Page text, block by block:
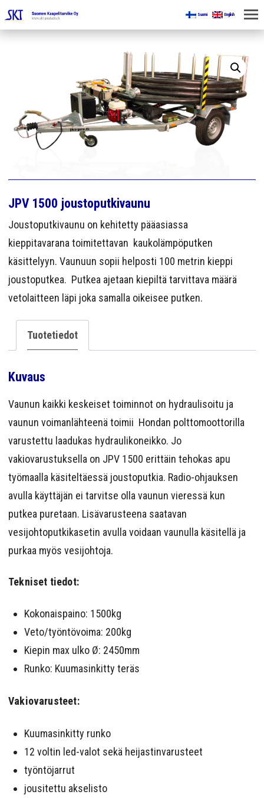
Suomi English
TUOTTEET
KAIKKI OSASTOT
KAIVOSTEOLLISUUDEN LAITTEET
ESITTEET
YRITYS
YHTEYS
JPV 1500 joustoputkivaunu
Joustoputkivaunu on kehitetty pääasiassa
kieppitavarana toimitettavan kaukolämpöputken
käsittelyyn. Vaunuun sopii helposti 100 metrin kieppi
joustoputkea. Putkea ajetaan kiepiltä tarvittava määrä
vetolaitteen läpi joka samalla oikeisee putken.
Tuotetiedot
Kuvaus
Vaunun kaikki keskeiset toiminnot on hydraulisoitu ja
vaunun voimanlähteenä toimii Hondan polttomoottorilla
varustettu laadukas hydraulikoneikko. Jo
vakiovarustuksella on JPV 1500 erittäin tehokas apu
työmaalla käsiteltäessä joustoputkia. Radio-ohjauksen
avulla käyttäjän ei tarvitse olla vaunun vieressä kun
putkea puretaan. Lisävarusteena saatavan
vesijohtoputkikasetin avulla voidaan vaunulla käsitellä ja
purkaa myös vesijohtoja.
Tekniset tiedot:
Kokonaispaino: 1500kg
Veto/työntövoima: 200kg
Kiepin max ulko Ø: 2450mm
Runko: Kuumasinkitty teräs
Vakiovarusteet:
Kuumasinkitty runko
12 voltin led-valot sekä heijastinvarusteet
työntöjarrut
jousitettu akselisto